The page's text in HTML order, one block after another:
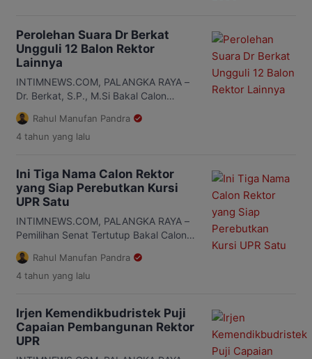
Petrus Porwadi, kepada Ketua Panitia
Pilrek, Prof. Joni Bungai, usai rapat
senat di Aula Rahan, Rabu, 6 Mei 2026.
Tahapan ini menjadi penanda […]
Perolehan Suara Dr Berkat
Ungguli 12 Balon Rektor
Lainnya
INTIMNEWS.COM, PALANGKA RAYA –
Dr. Berkat, S.P., M.Si Bakal Calon
Rektor Universitas Palangka Raya
(UPR) nomor urut 8 ditetapkan menjadi
salah satu dari 3 nama calon rektor
lainnya. Pemilihan berlangsung di
Ballroom Lantai 6 Pusat Penelitian
Inovasi Gambut (PPIG) UPR. Selasa, 9
Agustus […]
Rahul Manufan Pandra
4 tahun yang lalu
Ini Tiga Nama Calon Rektor
yang Siap Perebutkan Kursi
UPR Satu
INTIMNEWS.COM, PALANGKA RAYA –
Pemilihan Senat Tertutup Bakal Calon
(Balon) Rektor Universitas Palangka
Raya (UPR) periode 2022-2026 sudah
selesai digelar. Setelah bertarung
Total 40 anggota senat mengikuti
pemilihan senat tertutup dan disaksikan
oleh perwakilan Kementrian Pendidikan
Rahul Manufan Pandra
4 tahun yang lalu
Irjen Kemendikbudristek Puji
Capaian Pembangunan Rektor
UPR